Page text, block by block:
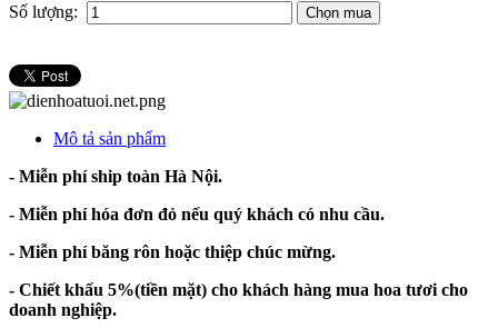
Số lượng:
Mô tả sản phẩm
- Miễn phí ship toàn Hà Nội.
- Miễn phí hóa đơn đỏ nếu quý khách có nhu cầu.
- Miễn phí băng rôn hoặc thiệp chúc mừng.
- Chiết khấu 5%(tiền mặt) cho khách hàng mua hoa tươi cho
doanh nghiệp.